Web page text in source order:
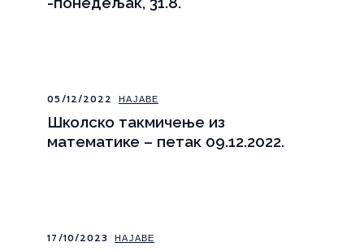
05/12/2022 НАЈАВЕ
Школско такмичење из
математике – петак 09.12.2022.
17/10/2023 НАЈАВЕ